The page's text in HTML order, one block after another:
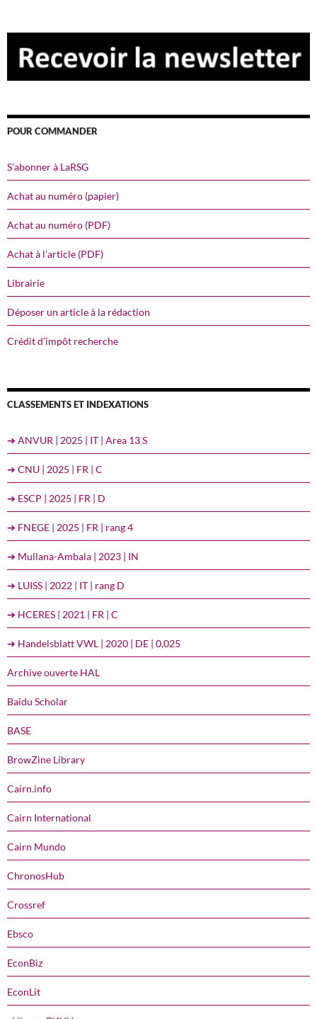
POUR COMMANDER
S’abonner à LaRSG
Achat au numéro (papier)
Achat au numéro (PDF)
Achat à l’article (PDF)
Librairie
Déposer un article à la rédaction
Crédit d’impôt recherche
CLASSEMENTS ET INDEXATIONS
➔ ANVUR | 2025 | IT | Area 13 S
➔ CNU | 2025 | FR | C
➔ ESCP | 2025 | FR | D
➔ FNEGE | 2025 | FR | rang 4
➔ Mullana-Ambala | 2023 | IN
➔ LUISS | 2022 | IT | rang D
➔ HCERES | 2021 | FR | C
➔ Handelsblatt VWL | 2020 | DE | 0,025
Archive ouverte HAL
Baidu Scholar
BASE
BrowZine Library
Cairn.info
Cairn International
Cairn Mundo
ChronosHub
Crossref
Ebsco
EconBiz
EconLit